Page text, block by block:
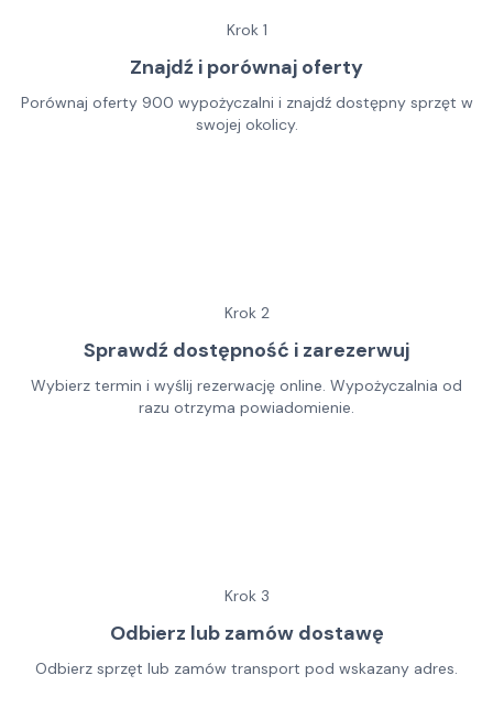
Krok 1
Znajdź i porównaj oferty
Porównaj oferty 900 wypożyczalni i znajdź dostępny sprzęt w
swojej okolicy.
Krok 2
Sprawdź dostępność i zarezerwuj
Wybierz termin i wyślij rezerwację online. Wypożyczalnia od
razu otrzyma powiadomienie.
Krok 3
Odbierz lub zamów dostawę
Odbierz sprzęt lub zamów transport pod wskazany adres.